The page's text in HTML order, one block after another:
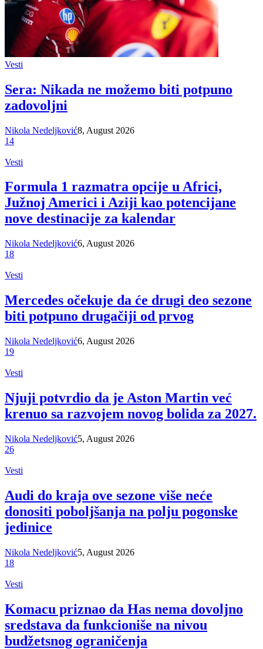
Vesti
Sera: Nikada ne možemo biti potpuno
zadovoljni
Nikola Nedeljković8, August 2026
14
Vesti
Formula 1 razmatra opcije u Africi,
Južnoj Americi i Aziji kao potencijane
nove destinacije za kalendar
Nikola Nedeljković6, August 2026
18
Vesti
Mercedes očekuje da će drugi deo sezone
biti potpuno drugačiji od prvog
Nikola Nedeljković6, August 2026
19
Vesti
Njuji potvrdio da je Aston Martin već
krenuo sa razvojem novog bolida za 2027.
Nikola Nedeljković5, August 2026
26
Vesti
Audi do kraja ove sezone više neće
donositi poboljšanja na polju pogonske
jedinice
Nikola Nedeljković5, August 2026
18
Vesti
Komacu priznao da Has nema dovoljno
sredstava da funkcioniše na nivou
budžetsnog ograničenja